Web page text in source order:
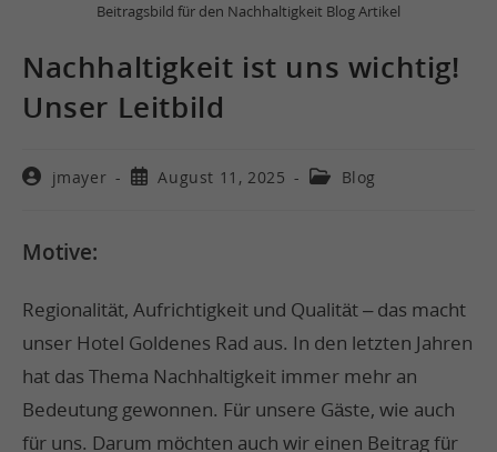
Beitragsbild für den Nachhaltigkeit Blog Artikel
Nachhaltigkeit ist uns wichtig!
Unser Leitbild
jmayer August 11, 2025 Blog
Motive:
Regionalität, Aufrichtigkeit und Qualität – das macht
unser Hotel Goldenes Rad aus. In den letzten Jahren
hat das Thema Nachhaltigkeit immer mehr an
Bedeutung gewonnen. Für unsere Gäste, wie auch
für uns. Darum möchten auch wir einen Beitrag für